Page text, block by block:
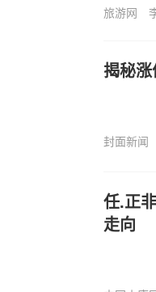
旅游网
揭秘
封面新闻
任.正
走向